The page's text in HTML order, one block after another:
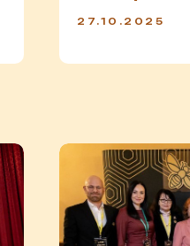
27.10.2025